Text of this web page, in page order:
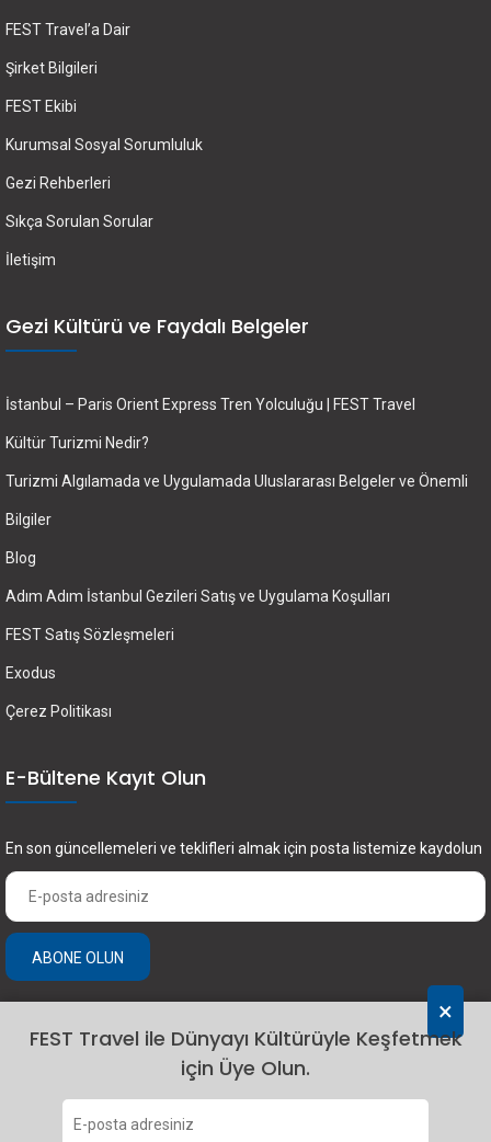
×
FEST Travel ile Dünyayı Kültürüyle Keşfetmek
için Üye Olun.
FEST Travel’a Dair
Şirket Bilgileri
FEST Ekibi
Kurumsal Sosyal Sorumluluk
Gezi Rehberleri
Sıkça Sorulan Sorular
İletişim
Gezi Kültürü ve Faydalı Belgeler
İstanbul – Paris Orient Express Tren Yolculuğu | FEST Travel
Kültür Turizmi Nedir?
Turizmi Algılamada ve Uygulamada Uluslararası Belgeler ve Önemli
Bilgiler
Blog
Adım Adım İstanbul Gezileri Satış ve Uygulama Koşulları
FEST Satış Sözleşmeleri
Exodus
Çerez Politikası
E-Bültene Kayıt Olun
En son güncellemeleri ve teklifleri almak için posta listemize kaydolun
ABONE OLUN
2024 Fest Travel. Tüm hakları saklıdır.